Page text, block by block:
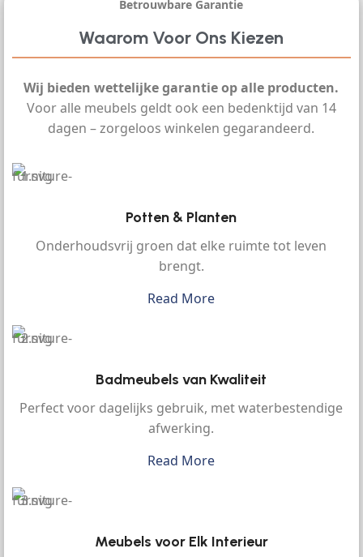
Betrouwbare Garantie
Waarom Voor Ons Kiezen
Wij bieden wettelijke garantie op alle producten.
Voor alle meubels geldt ook een bedenktijd van 14
dagen – zorgeloos winkelen gegarandeerd.
Potten & Planten
Onderhoudsvrij groen dat elke ruimte tot leven
brengt.
Read More
Badmeubels van Kwaliteit
Perfect voor dagelijks gebruik, met waterbestendige
afwerking.
Read More
Meubels voor Elk Interieur